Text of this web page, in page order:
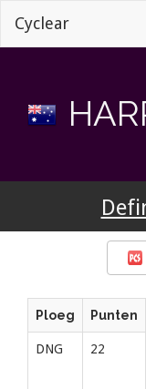
Cyclear
Ploeg Punten
DNG 22